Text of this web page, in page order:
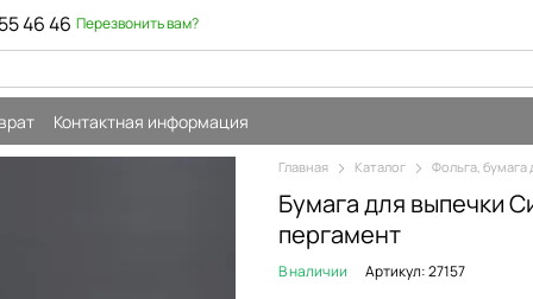
46 46 Перезвонить вам?
Контактная информация
Главная Каталог Фольга, бумага
Бумага для выпечки
пергамент
В наличии Артикул: 27157